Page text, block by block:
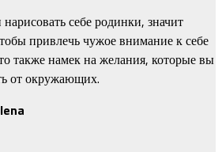
себе родинки, значит
привлечь чужое внимание к себе
также намек на желания, которые вы
от окружающих.